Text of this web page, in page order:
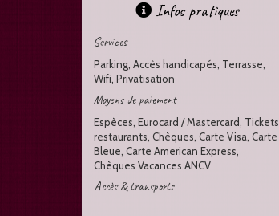
Infos pratiques
Services
Parking, Accès handicapés, Terrasse,
Wifi, Privatisation
Moyens de paiement
Espèces, Eurocard / Mastercard, Tickets
restaurants, Chèques, Carte Visa, Carte
Bleue, Carte American Express,
Chèques Vacances ANCV
Accès & transports